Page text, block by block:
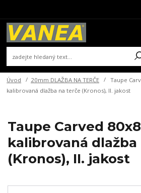
Úvod 20mm DLAŽBA NA TERČE
Taupe
kalibrovaná dlažba na terče (Kronos), II. jakost
Taupe Carved
kalibrovaná
(Kronos), II. jakost